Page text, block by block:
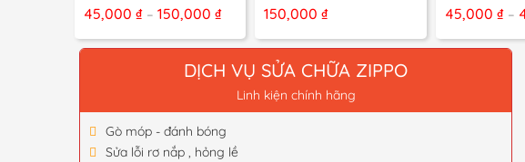
45,000 ₫ – 150,000 ₫Khoảng
từ
45,000 ₫
đến
150,000 ₫
150,000₫ 45,000 ₫ –
DỊCH VỤ SỬA CHỮA ZIPPO
Linh kiện chính hãng
Gò móp - đánh bóng
Sửa lỗi rơ nắp , hỏng lề